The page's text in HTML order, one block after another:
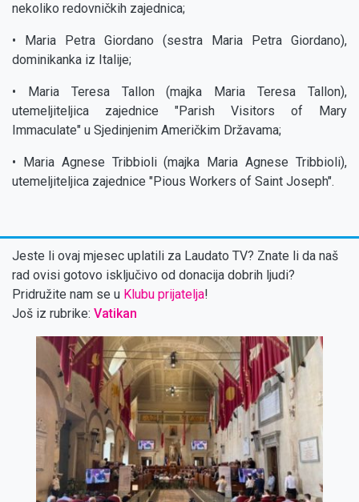
nekoliko redovničkih zajednica;
• Maria Petra Giordano (sestra Maria Petra Giordano),
dominikanka iz Italije;
• Maria Teresa Tallon (majka Maria Teresa Tallon),
utemeljiteljica zajednice "Parish Visitors of Mary
Immaculate" u Sjedinjenim Američkim Državama;
• Maria Agnese Tribbioli (majka Maria Agnese Tribbioli),
utemeljiteljica zajednice "Pious Workers of Saint Joseph".
Jeste li ovaj mjesec uplatili za Laudato TV? Znate li da naš
rad ovisi gotovo isključivo od donacija dobrih ljudi?
Pridružite nam se u Klubu prijatelja!
Još iz rubrike: Vatikan